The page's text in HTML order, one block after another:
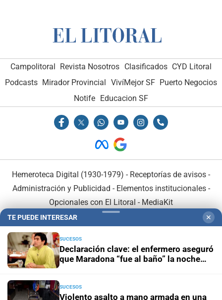
Campolitoral Revista Nosotros Clasificados CYD Litoral
Podcasts Mirador Provincial VivíMejor SF Puerto Negocios
Notife Educacion SF
Hemeroteca Digital (1930-1979) - Receptorías de avisos -
Administración y Publicidad - Elementos institucionales-
Opcionales con El Litoral - MediaKit
En Asociación con:
TE PUEDE INTERESAR ✕
SUCESOS
Declaración clave: el enfermero aseguró
que Maradona “fue al baño” la noche
SUCESOS
Violento asalto a mano armada en una